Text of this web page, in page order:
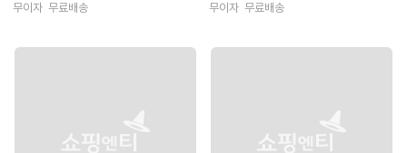
무이자 무료배송
무이자 무료배송